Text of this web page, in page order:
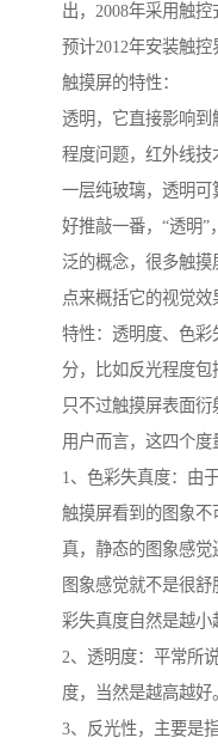
出，2008年采用触控
预计2012年安装触控
触摸屏的特性：
透明，它直接影响
程度问题，红外线技
一层纯玻璃，透明
好推敲一番，“透明
泛的概念，很多触
点来概括它的视觉
特性：透明度、色
分，比如反光程度包
只不过触摸屏表面
用户而言，这四个度
1、色彩失真度：由
触摸屏看到的图象
真，静态的图象感
图象感觉就不是很
彩失真度自然是越小
2、透明度：平常所
度，当然是越高越好。
3、反光性，主要是